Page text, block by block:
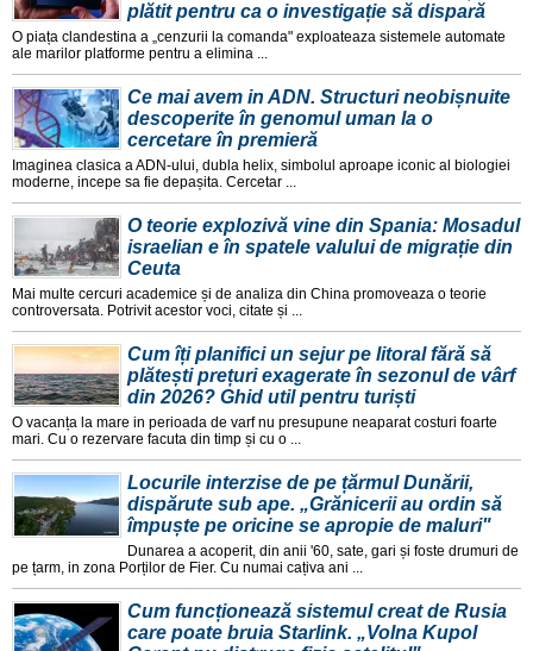
plătit pentru ca o investigație să dispară
O piața clandestina a „cenzurii la comanda" exploateaza sistemele automate
ale marilor platforme pentru a elimina ...
Ce mai avem in ADN. Structuri neobișnuite
descoperite în genomul uman la o
cercetare în premieră
Imaginea clasica a ADN-ului, dubla helix, simbolul aproape iconic al biologiei
moderne, incepe sa fie depașita. Cercetar ...
O teorie explozivă vine din Spania: Mosadul
israelian e în spatele valului de migrație din
Ceuta
Mai multe cercuri academice și de analiza din China promoveaza o teorie
controversata. Potrivit acestor voci, citate și ...
Cum îți planifici un sejur pe litoral fără să
plătești prețuri exagerate în sezonul de vârf
din 2026? Ghid util pentru turiști
O vacanța la mare in perioada de varf nu presupune neaparat costuri foarte
mari. Cu o rezervare facuta din timp și cu o ...
Locurile interzise de pe țărmul Dunării,
dispărute sub ape. „Grănicerii au ordin să
împuște pe oricine se apropie de maluri"
Dunarea a acoperit, din anii '60, sate, gari și foste drumuri de
pe țarm, in zona Porților de Fier. Cu numai cațiva ani ...
Cum funcționează sistemul creat de Rusia
care poate bruia Starlink. „Volna Kupol